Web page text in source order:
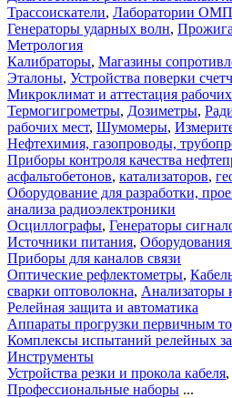
Трассоискатели, Лаборатории ОМП
Генераторы ударных волн,
Метрология
Калибраторы, Магазины
Эталоны, Устройства поверки
Микроклимат и аттестация
Термогигрометры, Дозиметры,
рабочих мест, Шумомеры,
Нефтехимия, газопроводы,
Приборы контроля качества
асфальтобетонов, катализаторов,
Оборудование для разработки,
анализа радиоэлектроники
Осциллографы, Генераторы
Источники питания,
Приборы для каналов связи
Оптические рефлектометры,
сварки оптоволокна, Анализаторы
Релейная защита и автоматика
Аппараты прогрузки первичным
Комплексы испытаний релейных
Инструменты
Устройства резки и прокола кабеля,
Профессиональные наборы ...